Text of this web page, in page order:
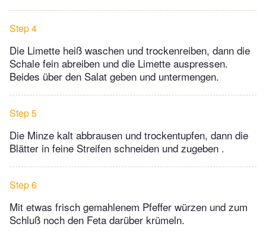
Step 4
Die Limette heiß waschen und trockenreiben, dann die
Schale fein abreiben und die Limette auspressen.
Beides über den Salat geben und untermengen.
Step 5
Die Minze kalt abbrausen und trockentupfen, dann die
Blätter in feine Streifen schneiden und zugeben .
Step 6
Mit etwas frisch gemahlenem Pfeffer würzen und zum
Schluß noch den Feta darüber krümeln.